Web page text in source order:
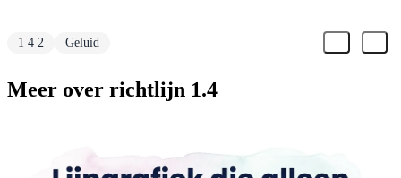
1 4 2 Geluid
Meer over richtlijn 1.4